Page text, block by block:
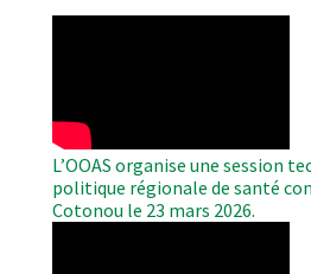
L’OOAS organise une session
politique régionale de santé
Cotonou le 23 mars 2026.